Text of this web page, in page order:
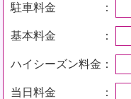
駐車料金 ：
基本料金 ：
ハイシーズン料金：
当日料金 ：